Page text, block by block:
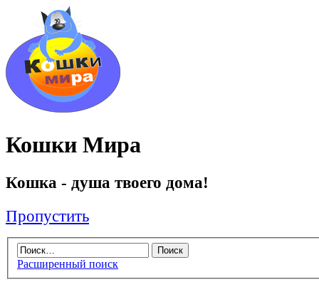
Кошки Мира
Кошка - душа твоего дома!
Пропустить
Расширенный поиск